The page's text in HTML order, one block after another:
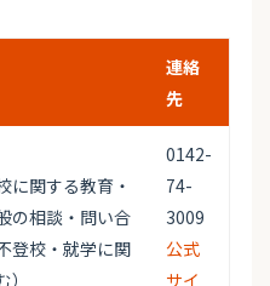
連絡
先
に関する教育・
の相談・問い合
登校・就学に関
0142-
74-
3009
公式
サイ